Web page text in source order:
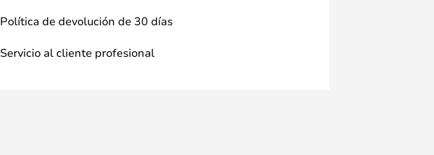
Política de devolución de 30 días
Servicio al cliente profesional